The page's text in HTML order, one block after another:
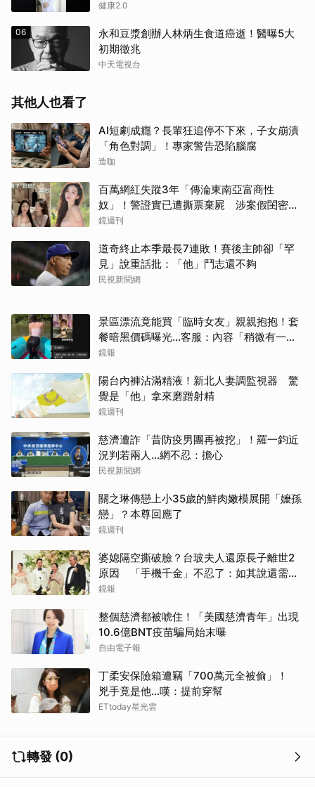
健康2.0
06
永和豆漿創辦人林炳生食道癌逝！醫曝5大
初期徵兆
中天電視台
其他人也看了
AI短劇成癮？長輩狂追停不下來，子女崩潰
「角色對調」！專家警告恐陷腦腐
造咖
百萬網紅失蹤3年「傳淪東南亞富商性
奴」！警證實已遭撕票棄屍 涉案假閨密近
況曝光
鏡週刊
道奇終止本季最長7連敗！賽後主帥卻「罕
見」說重話批：「他」鬥志還不夠
民視新聞網
景區漂流竟能買「臨時女友」親親抱抱！套
餐暗黑價碼曝光…客服：內容「稍微有一點
尺度」
鏡報
陽台內褲沾滿精液！新北人妻調監視器 驚
覺是「他」拿來磨蹭射精
鏡週刊
慈濟遭詐「昔防疫男團再被挖」！羅一鈞近
況判若兩人…網不忍：擔心
民視新聞網
關之琳傳戀上小35歲的鮮肉嫩模展開「嬤孫
戀」？本尊回應了
鏡週刊
婆媳隔空撕破臉？台玻夫人還原長子離世2
原因 「手機千金」不忍了：如其說還需要
離開嗎？
鏡報
整個慈濟都被唬住！「美國慈濟青年」出現
10.6億BNT疫苗騙局始末曝
自由電子報
丁柔安保險箱遭竊「700萬元全被偷」！
兇手竟是他...嘆：提前穿幫
ETtoday星光雲
轉發 (0)